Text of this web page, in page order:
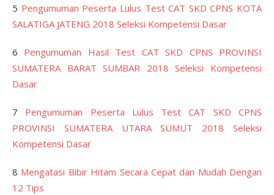
5 Pengumuman Peserta Lulus Test CAT SKD CPNS KOTA
SALATIGA JATENG 2018 Seleksi Kompetensi Dasar
6 Pengumuman Hasil Test CAT SKD CPNS PROVINSI
SUMATERA BARAT SUMBAR 2018 Seleksi Kompetensi
Dasar
7 Pengumuman Peserta Lulus Test CAT SKD CPNS
PROVINSI SUMATERA UTARA SUMUT 2018 Seleksi
Kompetensi Dasar
8 Mengatasi Bibir Hitam Secara Cepat dan Mudah Dengan
12 Tips